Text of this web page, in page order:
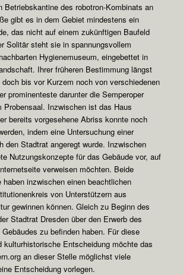
Betriebskantine des robotron-Kombinats an
gibt es in dem Gebiet mindestens ein
das nicht auf einem zukünftigen Baufeld
Solitär steht sie in spannungsvollem
Hygienemuseum, eingebettet in
Ihrer früheren Bestimmung längst
bis vor Kurzem noch von verschiedenen
prominenteste darunter die Semperoper
Probensaal. Inzwischen ist das Haus
bereits vorgesehene Abriss konnte noch
indem eine Untersuchung einer
den Stadtrat angeregt wurde. Inzwischen
Nutzungskonzepte für das Gebäude vor, auf
verweisen möchten. Beide
haben inzwischen einen beachtlichen
von Unterstützern aus
gewinnen können. Gleich zu Beginn des
Stadtrat Dresden über den Erwerb des
zu befinden haben. Für diese
kulturhistorische Entscheidung möchte das
an dieser Stelle möglichst viele
Entscheidung vorlegen.